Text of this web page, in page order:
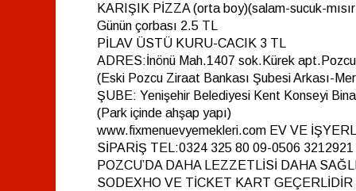
KARIŞIK PİZZA (orta boy)(salam-sucuk-
Günün çorbası 2.5 TL
PİLAV ÜSTÜ KURU-CACIK 3 TL
ADRES:İnönü Mah.1407 sok.Kürek
(Eski Pozcu Ziraat Bankası Şubesi Arkası-
ŞUBE: Yenişehir Belediyesi Kent Konseyi
(Park içinde ahşap yapı)
www.fixmenuevyemekleri.com EV VE
SİPARİŞ TEL:0324 325 80 09-0506 3212921
POZCU’DA DAHA LEZZETLİSİ DAHA
SODEXHO VE TİCKET KART GEÇERLİDİR